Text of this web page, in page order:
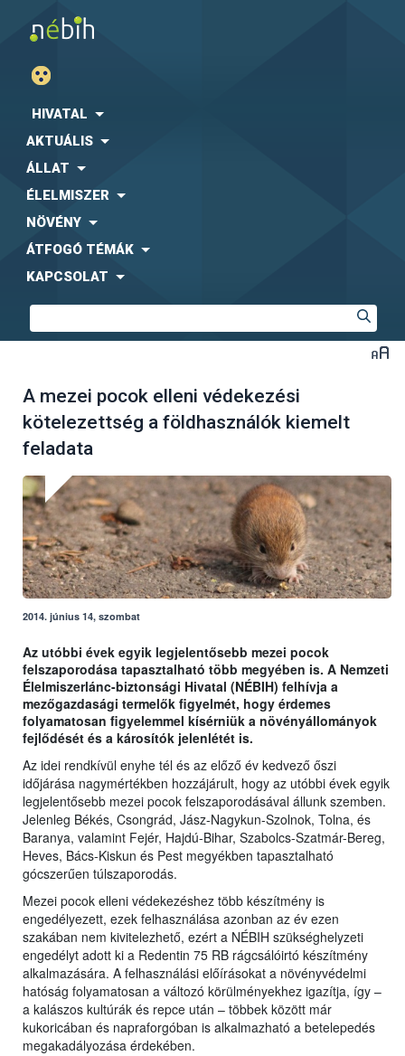
HIVATAL
AKTUÁLIS
ÁLLAT
ÉLELMISZER
NÖVÉNY
ÁTFOGÓ TÉMÁK
KAPCSOLAT
A mezei pocok elleni védekezési
kötelezettség a földhasználók kiemelt
feladata
2014. június 14, szombat
Az utóbbi évek egyik legjelentősebb mezei pocok
felszaporodása tapasztalható több megyében is. A Nemzeti
Élelmiszerlánc-biztonsági Hivatal (NÉBIH) felhívja a
mezőgazdasági termelők figyelmét, hogy érdemes
folyamatosan figyelemmel kísérniük a növényállományok
fejlődését és a károsítók jelenlétét is.
Az idei rendkívül enyhe tél és az előző év kedvező őszi
időjárása nagymértékben hozzájárult, hogy az utóbbi évek egyik
legjelentősebb mezei pocok felszaporodásával állunk szemben.
Jelenleg Békés, Csongrád, Jász-Nagykun-Szolnok, Tolna, és
Baranya, valamint Fejér, Hajdú-Bihar, Szabolcs-Szatmár-Bereg,
Heves, Bács-Kiskun és Pest megyékben tapasztalható
gócszerűen túlszaporodás.
Mezei pocok elleni védekezéshez több készítmény is
engedélyezett, ezek felhasználása azonban az év ezen
szakában nem kivitelezhető, ezért a NÉBIH szükséghelyzeti
engedélyt adott ki a Redentin 75 RB rágcsálóirtó készítmény
alkalmazására. A felhasználási előírásokat a növényvédelmi
hatóság folyamatosan a változó körülményekhez igazítja, így –
a kalászos kultúrák és repce után – többek között már
kukoricában és napraforgóban is alkalmazható a betelepedés
megakadályozása érdekében.